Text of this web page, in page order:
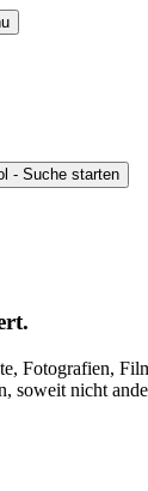
Fotografien,
soweit nicht